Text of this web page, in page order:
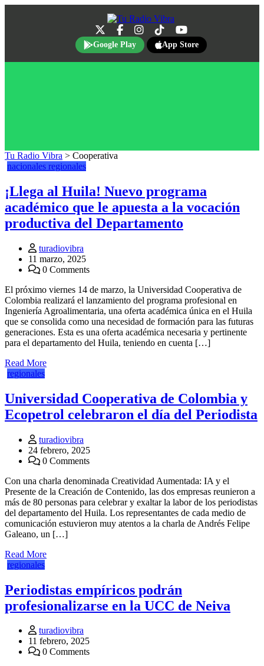
Google Play App Store
Tu Radio Vibra > Cooperativa
nacionales regionales
¡Llega al Huila! Nuevo programa
académico que le apuesta a la vocación
productiva del Departamento
turadiovibra
11 marzo, 2025
0 Comments
El próximo viernes 14 de marzo, la Universidad Cooperativa de
Colombia realizará el lanzamiento del programa profesional en
Ingeniería Agroalimentaria, una oferta académica única en el Huila
que se consolida como una necesidad de formación para las futuras
generaciones. ​​​​Esta es una oferta académica necesaria y pertinente
para el departamento del Huila, teniendo en cuenta […]
Read More
regionales
Universidad Cooperativa de Colombia y
Ecopetrol celebraron el día del Periodista
turadiovibra
24 febrero, 2025
0 Comments
Con una charla denominada Creatividad Aumentada: IA y el
Presente de la Creación de Contenido, las dos empresas reunieron a
más de 80 personas para celebrar y exaltar la labor de los periodistas
del departamento del Huila. Los representantes de cada medio de
comunicación estuvieron muy atentos a la charla de Andrés Felipe
Galeano, un […]
Read More
regionales
Periodistas empíricos podrán
profesionalizarse en la UCC de Neiva
turadiovibra
11 febrero, 2025
0 Comments